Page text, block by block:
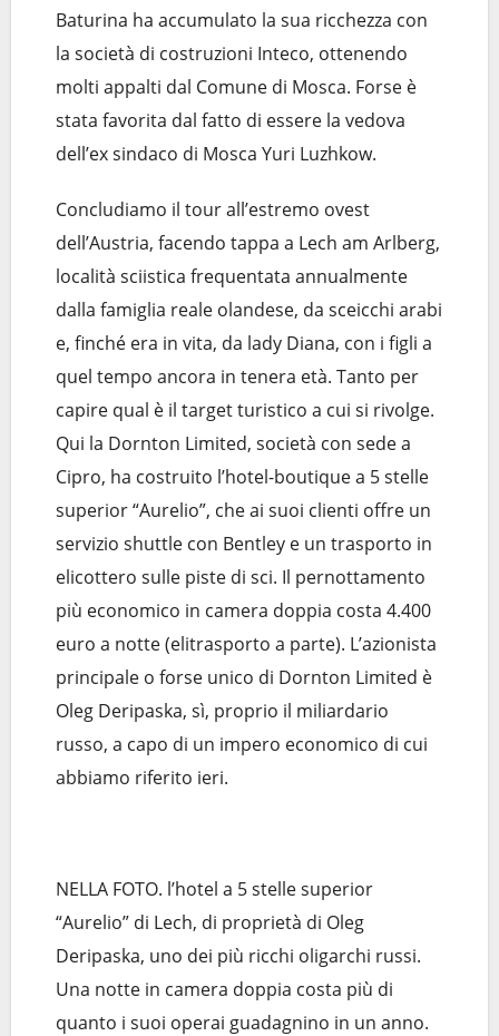
Baturina ha accumulato la sua ricchezza con
la società di costruzioni Inteco, ottenendo
molti appalti dal Comune di Mosca. Forse è
stata favorita dal fatto di essere la vedova
dell’ex sindaco di Mosca Yuri Luzhkow.
Concludiamo il tour all’estremo ovest
dell’Austria, facendo tappa a Lech am Arlberg,
località sciistica frequentata annualmente
dalla famiglia reale olandese, da sceicchi arabi
e, finché era in vita, da lady Diana, con i figli a
quel tempo ancora in tenera età. Tanto per
capire qual è il target turistico a cui si rivolge.
Qui la Dornton Limited, società con sede a
Cipro, ha costruito l’hotel-boutique a 5 stelle
superior “Aurelio”, che ai suoi clienti offre un
servizio shuttle con Bentley e un trasporto in
elicottero sulle piste di sci. Il pernottamento
più economico in camera doppia costa 4.400
euro a notte (elitrasporto a parte). L’azionista
principale o forse unico di Dornton Limited è
Oleg Deripaska, sì, proprio il miliardario
russo, a capo di un impero economico di cui
abbiamo riferito ieri.
NELLA FOTO. l’hotel a 5 stelle superior
“Aurelio” di Lech, di proprietà di Oleg
Deripaska, uno dei più ricchi oligarchi russi.
Una notte in camera doppia costa più di
quanto i suoi operai guadagnino in un anno.